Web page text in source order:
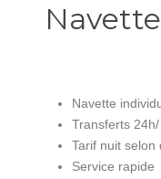
Navette
Navette
Transferts
Tarif nuit selon
Service rapide